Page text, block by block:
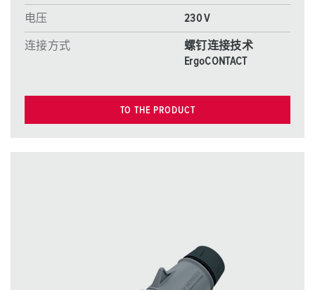
电压 230 V
连接方式
螺钉连接技术
ErgoCONTACT
TO THE PRODUCT